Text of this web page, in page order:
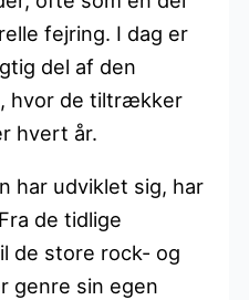
fejring. I dag er
del af den
hvor de tiltrækker
hvert år.
har udviklet sig, har
de tidlige
de store rock- og
genre sin egen